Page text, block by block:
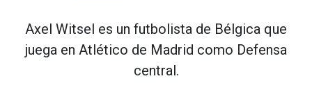
Axel Witsel es un futbolista de Bélgica que
juega en Atlético de Madrid como Defensa
central .